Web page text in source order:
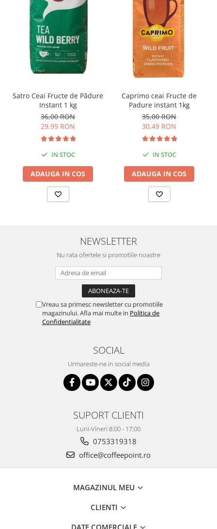
Satro Ceai Fructe de Pădure
Instant 1 kg
36,00 RON
29,99 RON
IN STOC
ADAUGA IN COS
Caprimo ceai Fructe de
Padure instant 1kg
35,00 RON
30,49 RON
IN STOC
ADAUGA IN COS
NEWSLETTER
Nu rata ofertele si promotiile noastre
Vreau sa primesc newsletter cu promotiile
magazinului. Afla mai multe in Politica de
Confidentialitate
SOCIAL
Urmareste-ne in social media
SUPORT CLIENTI
Luni-Vineri 8:00 - 17:00
0753319318
office@coffeepoint.ro
MAGAZINUL MEU
CLIENTI